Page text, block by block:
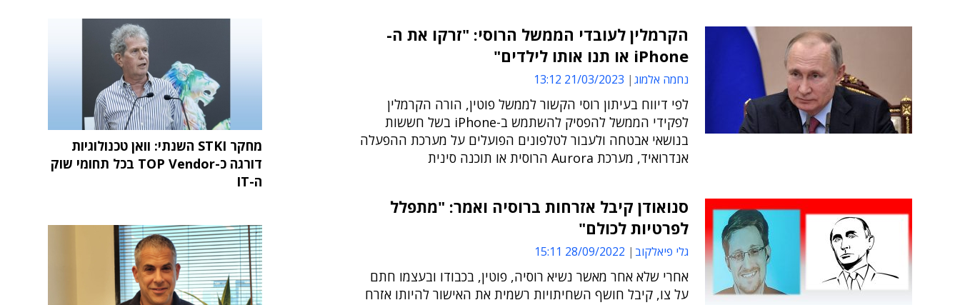
הקרמלין לעובדי הממשל הרוסי: "זרקו את ה-
iPhone או תנו אותו לילדים"
נחמה אלמוג 21/03/2023 13:12
לפי דיווח בעיתון רוסי הקשור לממשל פוטין, הורה הקרמלין
לפקידי הממשל להפסיק להשתמש ב-iPhone בשל חששות
בנושאי אבטחה ולעבור לטלפונים הפועלים על מערכת ההפעלה
אנדרואיד, מערכת Aurora הרוסית או תוכנה סינית
סנואודן קיבל אזרחות ברוסיה ואמר: "מתפלל
לפרטיות לכולם"
גלי פיאלקוב 28/09/2022 15:11
אחרי שלא אחר מאשר נשיא רוסיה, פוטין, בכבודו ובעצמו חתם
על צו, קיבל חושף השחיתויות רשמית את האישור להיותו אזרח
מחקר STKI השנתי: וואן טכנולוגיות
דורגה כ-TOP Vendor בכל תחומי שוק
ה-IT